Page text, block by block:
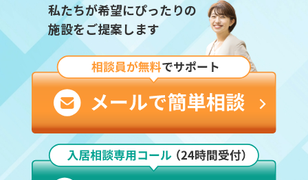
私たちが希望にぴったりの
施設をご提案します